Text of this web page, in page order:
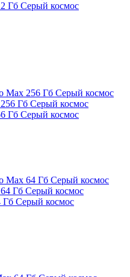
Гб Серый космос
Гб Серый космос
Гб Серый космос